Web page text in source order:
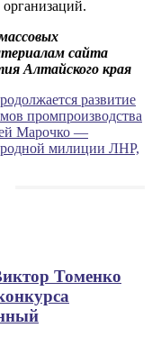
сайта
Алтайского края
развитие
промпроизводства
Марочко —
милиции ЛНР,
Томенко